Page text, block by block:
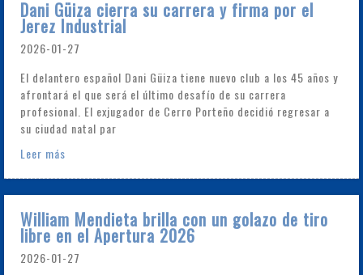
Dani Güiza cierra su carrera y firma por el
Jerez Industrial
2026-01-27
El delantero español Dani Güiza tiene nuevo club a los 45 años y
afrontará el que será el último desafío de su carrera
profesional. El exjugador de Cerro Porteño decidió regresar a
su ciudad natal par
Leer más
William Mendieta brilla con un golazo de tiro
libre en el Apertura 2026
2026-01-27